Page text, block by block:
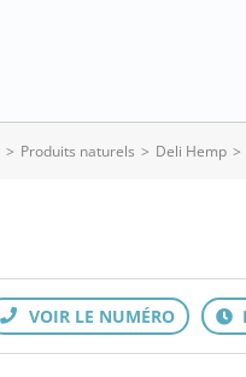
> Produits naturels > Deli Hemp >